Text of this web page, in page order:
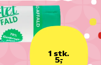
1 stk.
5,-